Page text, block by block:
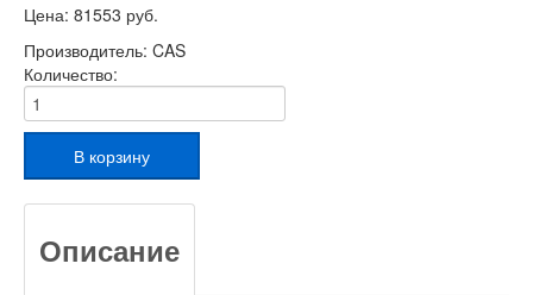
Цена: 81553 руб.
Производитель: CAS
Количество:
Описание